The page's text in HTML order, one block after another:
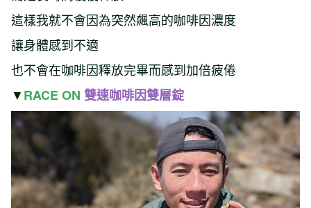
這樣我就不會因為突然飆高的咖啡因濃度
讓身體感到不適
也不會在咖啡因釋放完畢而感到加倍疲倦
▼RACE ON 雙速咖啡因雙層錠